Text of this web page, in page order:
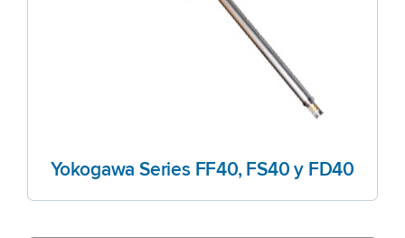
Yokogawa Series FF40, FS40 y FD40